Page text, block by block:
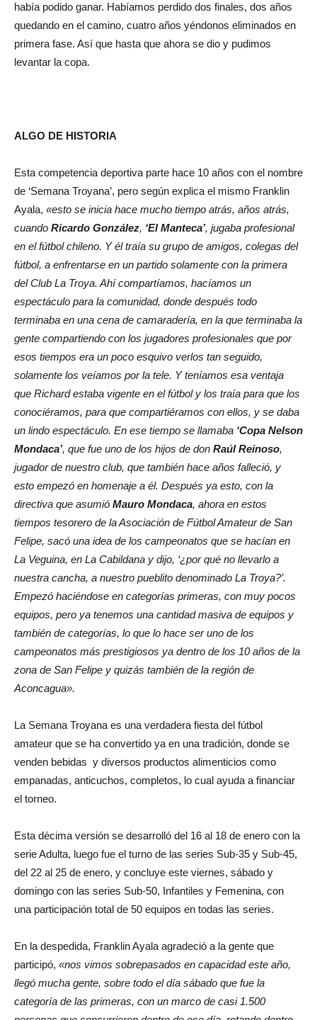
había podido ganar. Habíamos perdido dos finales, dos años
quedando en el camino, cuatro años yéndonos eliminados en
primera fase. Así que hasta que ahora se dio y pudimos
levantar la copa.
ALGO DE HISTORIA
Esta competencia deportiva parte hace 10 años con el nombre
de ‘Semana Troyana’, pero según explica el mismo Franklin
Ayala, «esto se inicia hace mucho tiempo atrás, años atrás,
cuando Ricardo González, ‘El Manteca’, jugaba profesional
en el fútbol chileno. Y él traía su grupo de amigos, colegas del
fútbol, a enfrentarse en un partido solamente con la primera
del Club La Troya. Ahí compartíamos, hacíamos un
espectáculo para la comunidad, donde después todo
terminaba en una cena de camaradería, en la que terminaba la
gente compartiendo con los jugadores profesionales que por
esos tiempos era un poco esquivo verlos tan seguido,
solamente los veíamos por la tele. Y teníamos esa ventaja
que Richard estaba vigente en el fútbol y los traía para que los
conociéramos, para que compartiéramos con ellos, y se daba
un lindo espectáculo. En ese tiempo se llamaba ‘Copa Nelson
Mondaca’, que fue uno de los hijos de don Raúl Reinoso,
jugador de nuestro club, que también hace años falleció, y
esto empezó en homenaje a él. Después ya esto, con la
directiva que asumió Mauro Mondaca, ahora en estos
tiempos tesorero de la Asociación de Fútbol Amateur de San
Felipe, sacó una idea de los campeonatos que se hacían en
La Veguina, en La Cabildana y dijo, ‘¿por qué no llevarlo a
nuestra cancha, a nuestro pueblito denominado La Troya?’.
Empezó haciéndose en categorías primeras, con muy pocos
equipos, pero ya tenemos una cantidad masiva de equipos y
también de categorías, lo que lo hace ser uno de los
campeonatos más prestigiosos ya dentro de los 10 años de la
zona de San Felipe y quizás también de la región de
Aconcagua».
La Semana Troyana es una verdadera fiesta del fútbol
amateur que se ha convertido ya en una tradición, donde se
venden bebidas y diversos productos alimenticios como
empanadas, anticuchos, completos, lo cual ayuda a financiar
el torneo.
Esta décima versión se desarrolló del 16 al 18 de enero con la
serie Adulta, luego fue el turno de las series Sub-35 y Sub-45,
del 22 al 25 de enero, y concluye este viernes, sábado y
domingo con las series Sub-50, Infantiles y Femenina, con
una participación total de 50 equipos en todas las series.
En la despedida, Franklin Ayala agradeció a la gente que
participó, «nos vimos sobrepasados en capacidad este año,
llegó mucha gente, sobre todo el día sábado que fue la
categoría de las primeras, con un marco de casi 1.500